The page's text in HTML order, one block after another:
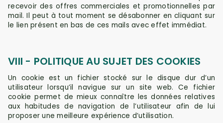
recevoir des offres commerciales et promotionnelles par
mail. Il peut à tout moment se désabonner en cliquant sur
le lien présent en bas de ces mails avec effet immédiat.
VIII - POLITIQUE AU SUJET DES COOKIES
Un cookie est un fichier stocké sur le disque dur d’un
utilisateur lorsqu’il navigue sur un site web. Ce fichier
cookie permet de mieux connaître les données relatives
aux habitudes de navigation de l’utilisateur afin de lui
proposer une meilleure expérience d’utilisation.